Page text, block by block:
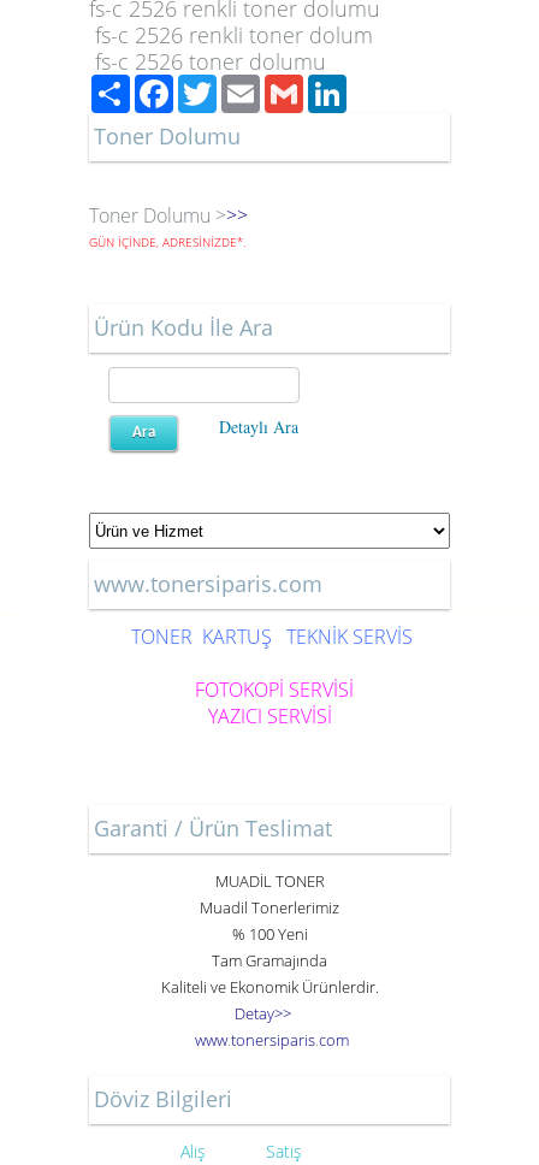
fs-c 2526 renkli toner dolumu
fs-c 2526 renkli toner dolum
fs-c 2526 toner dolumu
PaylaşFacebook
TwitterEmailGmail
Toner Dolumu
Toner Dolumu >>>
GÜN İÇİNDE, ADRESİNİZDE*.
Ürün Kodu İle Ara
Detaylı Ara
www.tonersiparis.com
TONER KARTUŞ TEKNİK SERVİS
FOTOKOPİ SERVİSİ
YAZICI SERVİSİ
Garanti / Ürün Teslimat
MUADİL TONER
Muadil Tonerlerimiz
% 100 Yeni
Tam Gramajında
Kaliteli ve Ekonomik Ürünlerdir.
Detay>>
www.tonersiparis.com
Döviz Bilgileri
Alış
Satış